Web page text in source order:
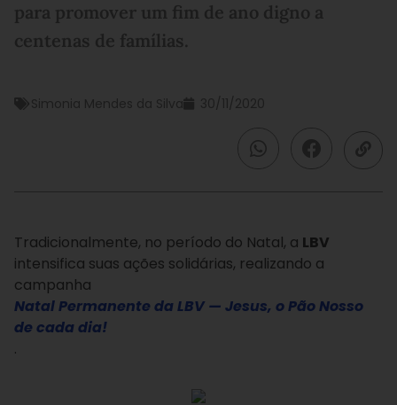
para promover um fim de ano digno a
centenas de famílias.
Simonia Mendes da Silva 30/11/2020
Tradicionalmente, no período do Natal, a LBV
intensifica suas ações solidárias, realizando a
campanha
Natal Permanente da LBV — Jesus, o Pão Nosso
de cada dia!
.